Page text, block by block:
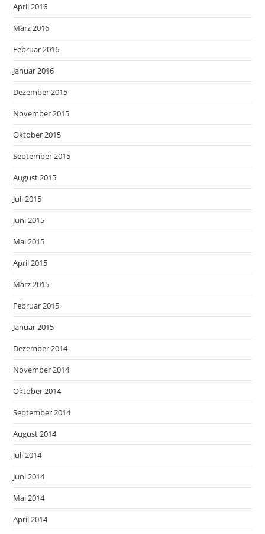
April 2016
März 2016
Februar 2016
Januar 2016
Dezember 2015
November 2015
Oktober 2015
September 2015
August 2015
Juli 2015
Juni 2015
Mai 2015
April 2015
März 2015
Februar 2015
Januar 2015
Dezember 2014
November 2014
Oktober 2014
September 2014
August 2014
Juli 2014
Juni 2014
Mai 2014
April 2014